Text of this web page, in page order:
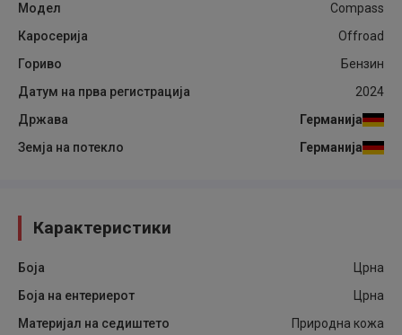
Модел
Compass
Каросерија
Offroad
Гориво
Бензин
Датум на прва регистрација
2024
Држава
Германија
Земја на потекло
Германија
Карактеристики
Боја
Црна
Боја на ентериерот
Црна
Материјал на седиштето
Природна кожа